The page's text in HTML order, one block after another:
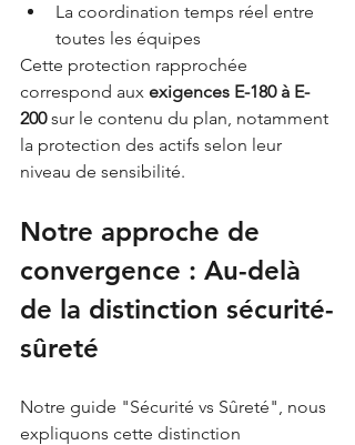
La coordination temps réel entre
toutes les équipes
Cette protection rapprochée
correspond aux exigences E-180 à E-
200 sur le contenu du plan, notamment
la protection des actifs selon leur
niveau de sensibilité.
Notre approche de
convergence : Au-delà
de la distinction sécurité-
sûreté
Notre guide "Sécurité vs Sûreté", nous
expliquons cette distinction